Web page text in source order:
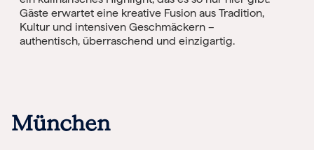
Gäste erwartet eine kreative Fusion aus Tradition,
Kultur und intensiven Geschmäckern –
authentisch, überraschend und einzigartig.
München